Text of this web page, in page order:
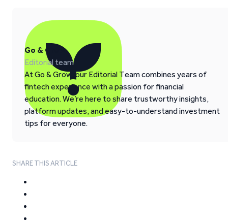
Go & Grow
Editorial team
At Go & Grow, our Editorial Team combines years of
fintech experience with a passion for financial
education. We’re here to share trustworthy insights,
platform updates, and easy-to-understand investment
tips for everyone.
SHARE THIS ARTICLE